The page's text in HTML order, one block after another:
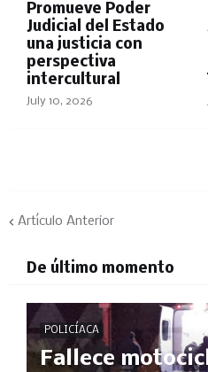
Promueve Poder
Judicial del Estado
una justicia con
perspectiva
intercultural
July 10, 2026
Artículo Anterior
De último momento
POLICÍACA
Fallece